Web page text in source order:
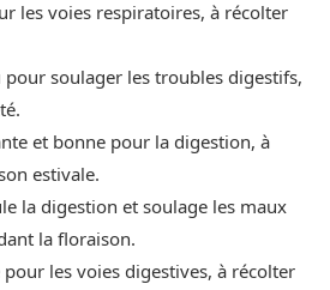
les voies respiratoires, à récolter
soulager les troubles digestifs,
et bonne pour la digestion, à
estivale.
la digestion et soulage les maux
la floraison.
les voies digestives, à récolter